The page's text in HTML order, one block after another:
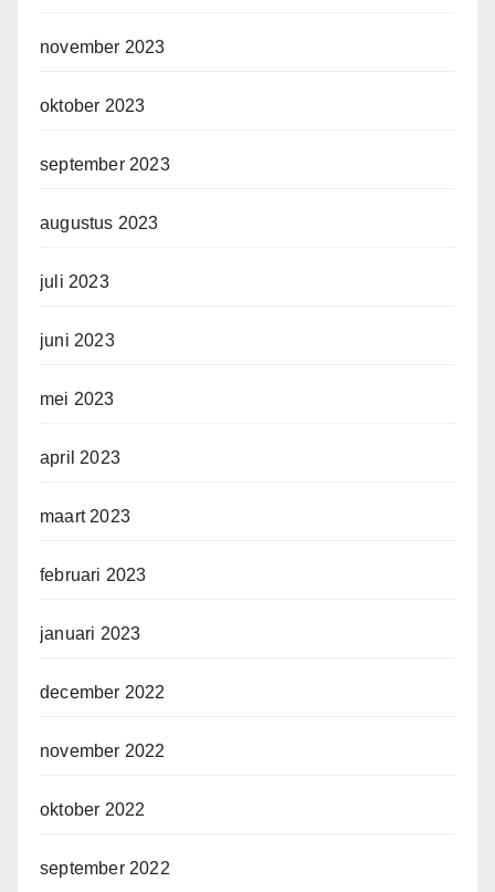
november 2023
oktober 2023
september 2023
augustus 2023
juli 2023
juni 2023
mei 2023
april 2023
maart 2023
februari 2023
januari 2023
december 2022
november 2022
oktober 2022
september 2022